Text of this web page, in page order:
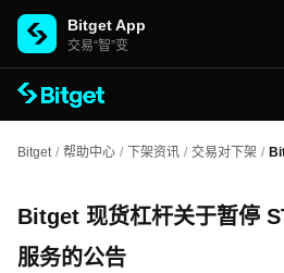
Bitget App
交易“智”变
Bitget / 帮助中心 / 下架资讯 / 交易对下架 /
Bitget 现货杠杆关于暂停
服务的公告